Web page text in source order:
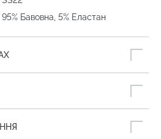
95% Бавовна, 5% Еластан